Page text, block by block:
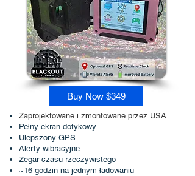
Buy Now $349
Zaprojektowane i zmontowane przez USA
Pełny ekran dotykowy
Ulepszony GPS
Alerty wibracyjne
Zegar czasu rzeczywistego
~16 godzin na jednym ładowaniu